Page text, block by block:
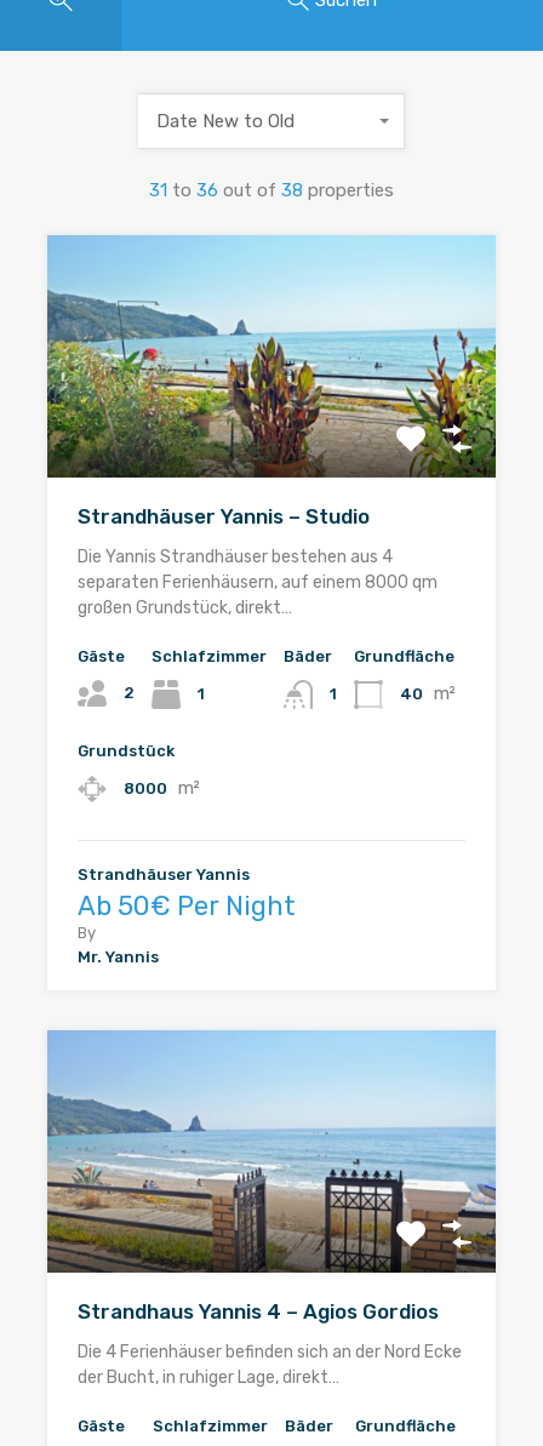
31 to 36 out of 38 properties
Date New to Old
Strandhäuser Yannis – Studio
Die Yannis Strandhäuser bestehen aus 4
separaten Ferienhäusern, auf einem 8000 qm
großen Grundstück, direkt…
Gäste
2
Schlafzimmer
1
Bäder
1
Grundfläche
40 m²
Grundstück
8000 m²
Strandhäuser Yannis
Ab 50€ Per Night
By
Mr. Yannis
Strandhaus Yannis 4 – Agios Gordios
Die 4 Ferienhäuser befinden sich an der Nord Ecke
der Bucht, in ruhiger Lage, direkt…
Gäste
Schlafzimmer Bäder Grundfläche